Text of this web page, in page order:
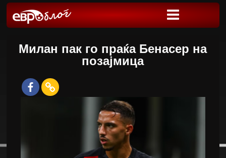
Милан пак го праќа Бенасер на
позајмица